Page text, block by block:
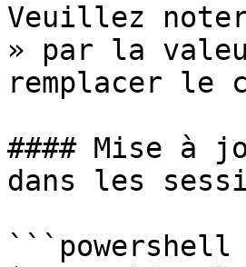
Veuillez
» par la
remplacer le
#### Mise à
dans les
```powershell